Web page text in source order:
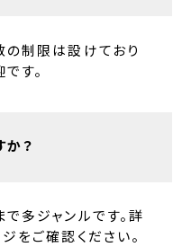
の制限は設けており
す。
？
多ジャンルです。詳
をご確認ください。